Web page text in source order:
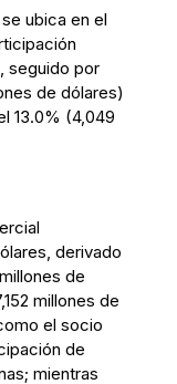
ubica en el
seguido por
de dólares)
13.0% (4,049
derivado
de
millones de
el socio
de
mientras